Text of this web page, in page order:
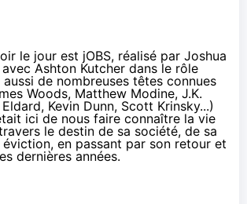
le jour est jOBS, réalisé par Joshua
avecAshton Kutcher dans le rôle
de nombreuses têtes connues
Woods, Matthew Modine, J.K.
Eldard, Kevin Dunn, Scott Krinsky...)
ici de nous faire connaître la vie
le destin de sa société, de sa
en passant par son retour et
dernières années.